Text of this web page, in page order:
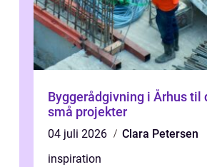
Byggerådgivning i Århus til
små projekter
04 juli 2026
Clara Petersen
inspiration